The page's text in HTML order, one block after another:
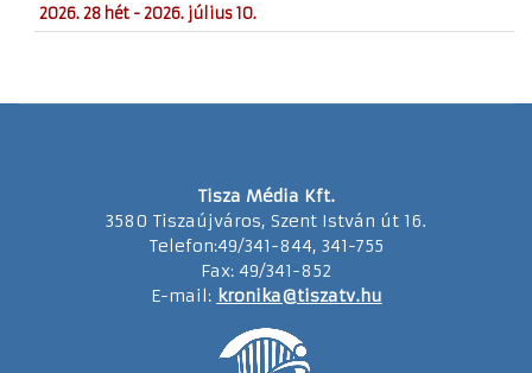
2026. 28 hét - 2026. július 10.
Tisza Média Kft.
3580 Tiszaújváros, Szent István út 16.
Telefon:49/341-844, 341-755
Fax: 49/341-852
E-mail: kronika@tiszatv.hu